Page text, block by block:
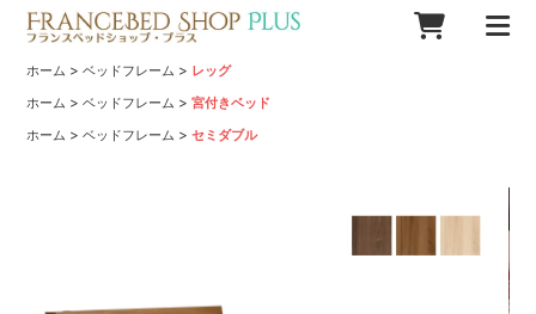
ホーム >ベッドフレーム > レッグ
ホーム >ベッドフレーム >宮付きベッド
ホーム >ベッドフレーム >セミダブル